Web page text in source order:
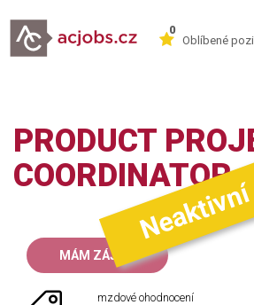
0
Oblíbené
PRODUCT
COORDINATOR
MÁM ZÁJEM
mzdové ohodnocení